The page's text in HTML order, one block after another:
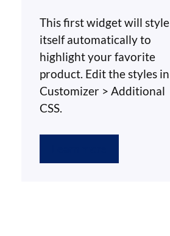
This first widget will style
itself automatically to
highlight your favorite
product. Edit the styles in
Customizer > Additional
CSS.